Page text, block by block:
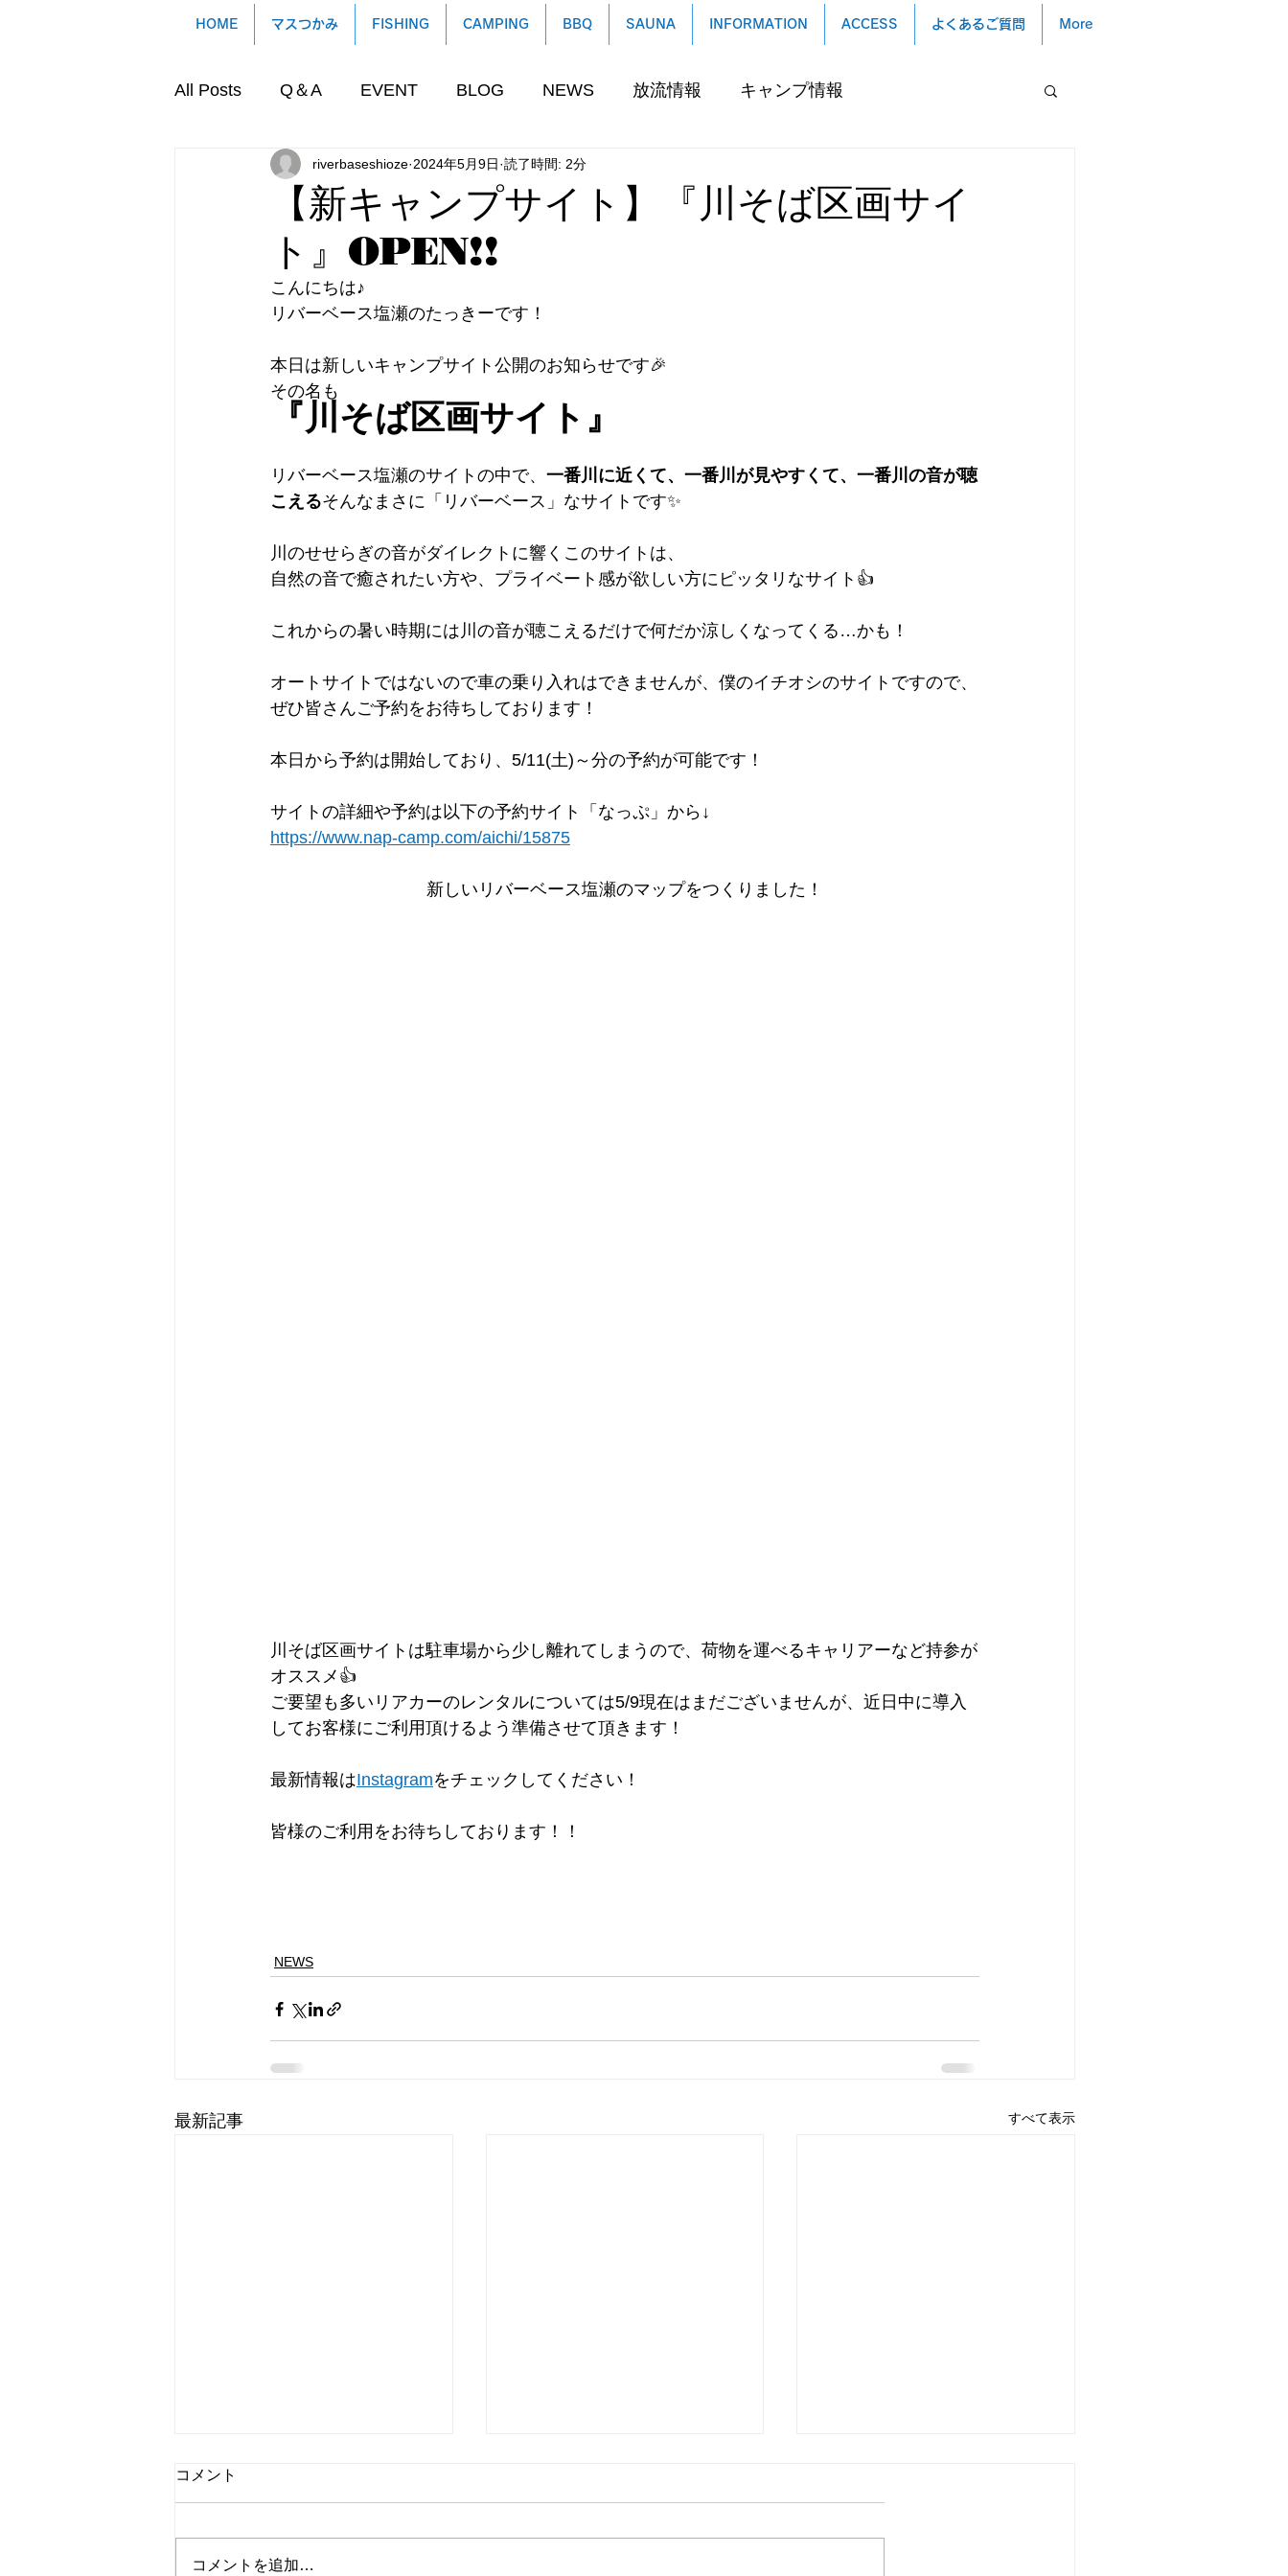
HOME マスつかみ FISHING CAMPING BBQ SAUNA INFORMATION ACCESS よくあるご質問 More
All Posts Q＆A EVENT BLOG NEWS 放流情報 キャンプ情報
【新キャンプサイト】『川そば区画サイ
ト』OPEN!!
riverbaseshioze 2024年5月9日 読了時間: 2分
こんにちは♪
リバーベース塩瀬のたっきーです！
本日は新しいキャンプサイト公開のお知らせです🎉
その名も
『川そば区画サイト』
リバーベース塩瀬のサイトの中で、 一番川に近くて、一番川が見やすくて、一番川の音が聴
こえるそんなまさに「リバーベース」なサイトです✨
川のせせらぎの音がダイレクトに響くこのサイトは、
自然の音で癒されたい方や、プライベート感が欲しい方にピッタリなサイト👍
これからの暑い時期には川の音が聴こえるだけで何だか涼しくなってくる…かも！
オートサイトではないので車の乗り入れはできませんが、僕のイチオシのサイトですので、
ぜひ皆さんご予約をお待ちしております！
本日から予約は開始しており、5/11(土)～分の予約が可能です！
サイトの詳細や予約は以下の予約サイト「なっぷ」から↓
https://www.nap-camp.com/aichi/15875
新しいリバーベース塩瀬のマップをつくりました！
川そば区画サイトは駐車場から少し離れてしまうので、荷物を運べるキャリアーなど持参が
オススメ👍
ご要望も多いリアカーのレンタルについては5/9現在はまだございませんが、近日中に導入
してお客様にご利用頂けるよう準備させて頂きます！
最新情報はInstagramをチェックしてください！
皆様のご利用をお待ちしております！！
NEWS
最新記事 すべて表示
コメント
コメントを追加…